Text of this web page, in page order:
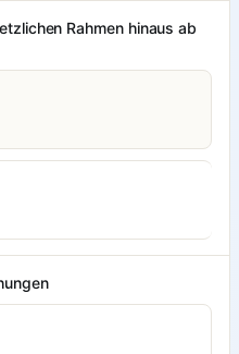
Rahmen hinaus ab